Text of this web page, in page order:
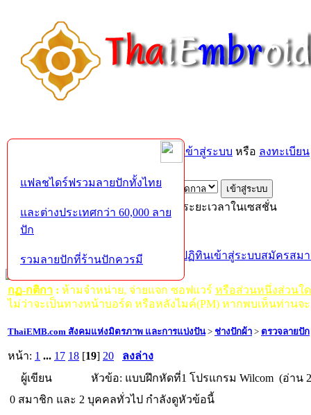
กรุณา เข้าสู่ระบบ หรือ ลงทะเบียน
เข้าสู่ระบบด้วยชื่อผู้ใช้ รหัสผ่าน และระยะเวลาในเซสชั่น
หน้าแรก เว็บบอร์ด ช่วยเหลือ ปฏิทินเข้าสู่ระบบสมัครสม
กฏ-กติกา : ห้ามจำหน่าย, จ่ายแจก ซอฟแวร์ หรือส่วนหนึ่งส่วนใ
ไม่ว่าจะเป็นทางหน้าบอร์ด หรือหลังไมค์(PM) หากพบเห็นท่านจ
ThaiEMB.com สังคมแห่งมิตรภาพ และการแบ่งปัน> ช่างปักผ้า > ตรวจลายปัก
หน้า: 1 ... 17 18 [19] 20
ลงล่าง
ผู้เขียน
หัวข้อ: แบบฝึกหัดที่1 โปรแกรม Wilcom (อ่าน
0 สมาชิก และ 2 บุคคลทั่วไป กำลังดูหัวข้อนี้
แฟลชไดร์ฟรวมลายปักทั้งไทย
และต่างประเทศกว่า 60,000 ลาย
ปัก
รวมลายปักที่ร้านปักควรมี